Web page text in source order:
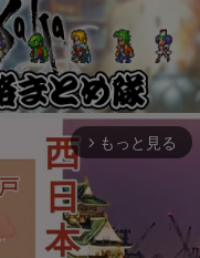
arrow_forward_ios もっと見る